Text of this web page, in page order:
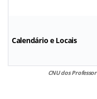
Calendário e Locais
CNU dos